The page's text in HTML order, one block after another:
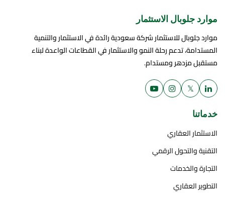
موارد جلوبال الاستثمار
موارد جلوبال للاستثمار شركة سعودية رائدة في الاستثمار والتنمية
المستدامة، تدعم رحلة النمو والاستثمار في القطاعات الواعدة لبناء
مستقبل مزدهر ومستدام.
𝕏
خدماتنا
الاستثمار العقاري
التقنية والتحول الرقمي
التجارة والخدمات
التطوير العقاري